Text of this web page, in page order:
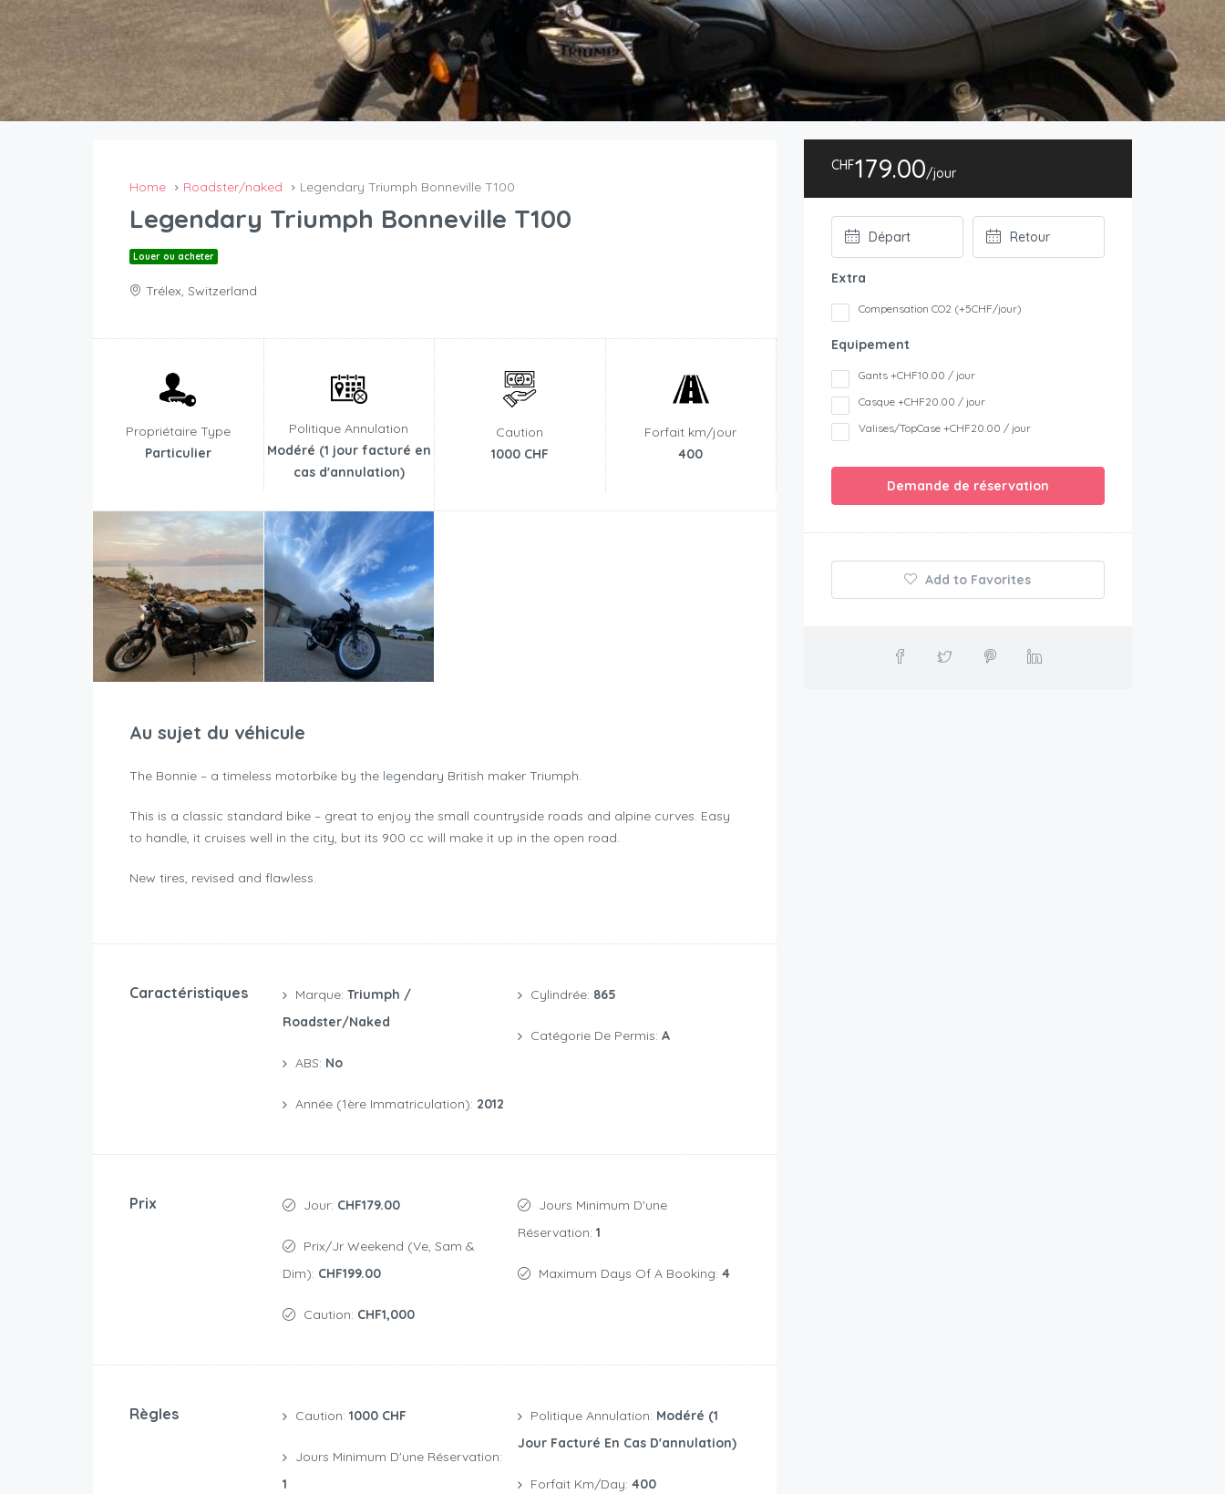
Home Roadster/naked Legendary Triumph Bonneville T100
Legendary Triumph Bonneville T100
Louer ou acheter
Trélex, Switzerland
Propriétaire Type
Particulier
Politique Annulation
Modéré (1 jour facturé en
cas d'annulation)
Caution
1000 CHF
Forfait km/jour
400
Au sujet du véhicule
The Bonnie – a timeless motorbike by the legendary British maker Triumph.
This is a classic standard bike – great to enjoy the small countryside roads and alpine curves. Easy
to handle, it cruises well in the city, but its 900 cc will make it up in the open road.
New tires, revised and flawless.
Caractéristiques Marque: Triumph /
Roadster/naked
ABS: No
Année (1ère Immatriculation): 2012
Cylindrée: 865
Catégorie De Permis: A
Prix Jour: CHF179.00
Dim): CHF199.00
Caution: CHF1,000
Réservation: 1
Maximum Days Of A Booking: 4
Règles Caution: 1000 CHF
Jours Minimum D'une Réservation:
1
Politique Annulation: Modéré (1
Jour Facturé En Cas D'annulation)
Forfait Km/day: 400
CHF179.00/jour
Extra
Compensation CO2 (+5CHF/jour)
Equipement
Gants +CHF10.00 / jour
Casque +CHF20.00 / jour
Valises/TopCase +CHF20.00 / jour
Demande de réservation
Add to Favorites